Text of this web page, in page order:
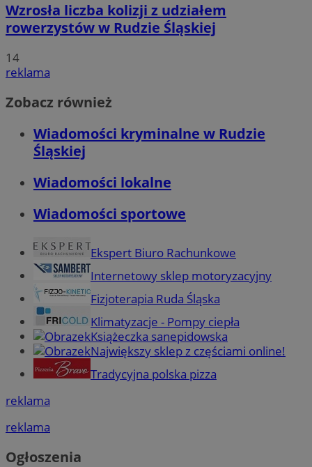
Wzrosła liczba kolizji z udziałem
rowerzystów w Rudzie Śląskiej
14
reklama
Zobacz również
Wiadomości kryminalne w Rudzie
Śląskiej
Wiadomości lokalne
Wiadomości sportowe
Ekspert Biuro Rachunkowe
Internetowy sklep motoryzacyjny
Fizjoterapia Ruda Śląska
Klimatyzacje - Pompy ciepła
Książeczka sanepidowska
Największy sklep z częściami online!
Tradycyjna polska pizza
reklama
reklama
Ogłoszenia